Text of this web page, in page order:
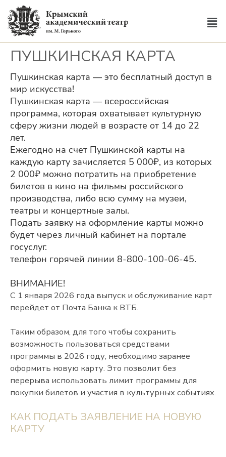
ПУШКИНСКАЯ КАРТА
Пушкинская карта — это бесплатный доступ в
мир искусства!
Пушкинская карта — всероссийская
программа, которая охватывает культурную
сферу жизни людей в возрасте от 14 до 22
лет.
Ежегодно на счет Пушкинской карты на
каждую карту зачисляется 5 000₽, из которых
2 000₽ можно потратить на приобретение
билетов в кино на фильмы российского
производства, либо всю сумму на музеи,
театры и концертные залы.
Подать заявку на оформление карты можно
будет через личный кабинет на портале
госуслуг.
телефон горячей линии 8-800-100-06-45.
ВНИМАНИЕ!
С 1 января 2026 года выпуск и обслуживание карт
перейдет от Почта Банка к ВТБ.
Таким образом, для того чтобы сохранить
возможность пользоваться средствами
программы в 2026 году, необходимо заранее
оформить новую карту. Это позволит без
перерыва использовать лимит программы для
покупки билетов и участия в культурных событиях.
КАК ПОДАТЬ ЗАЯВЛЕНИЕ НА НОВУЮ
КАРТУ